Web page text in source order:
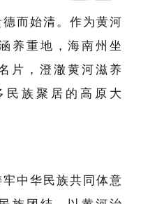
而始清。作为黄河
养重地，海南州坐
片，澄澈黄河滋养
族聚居的高原大
中华民族共同体意